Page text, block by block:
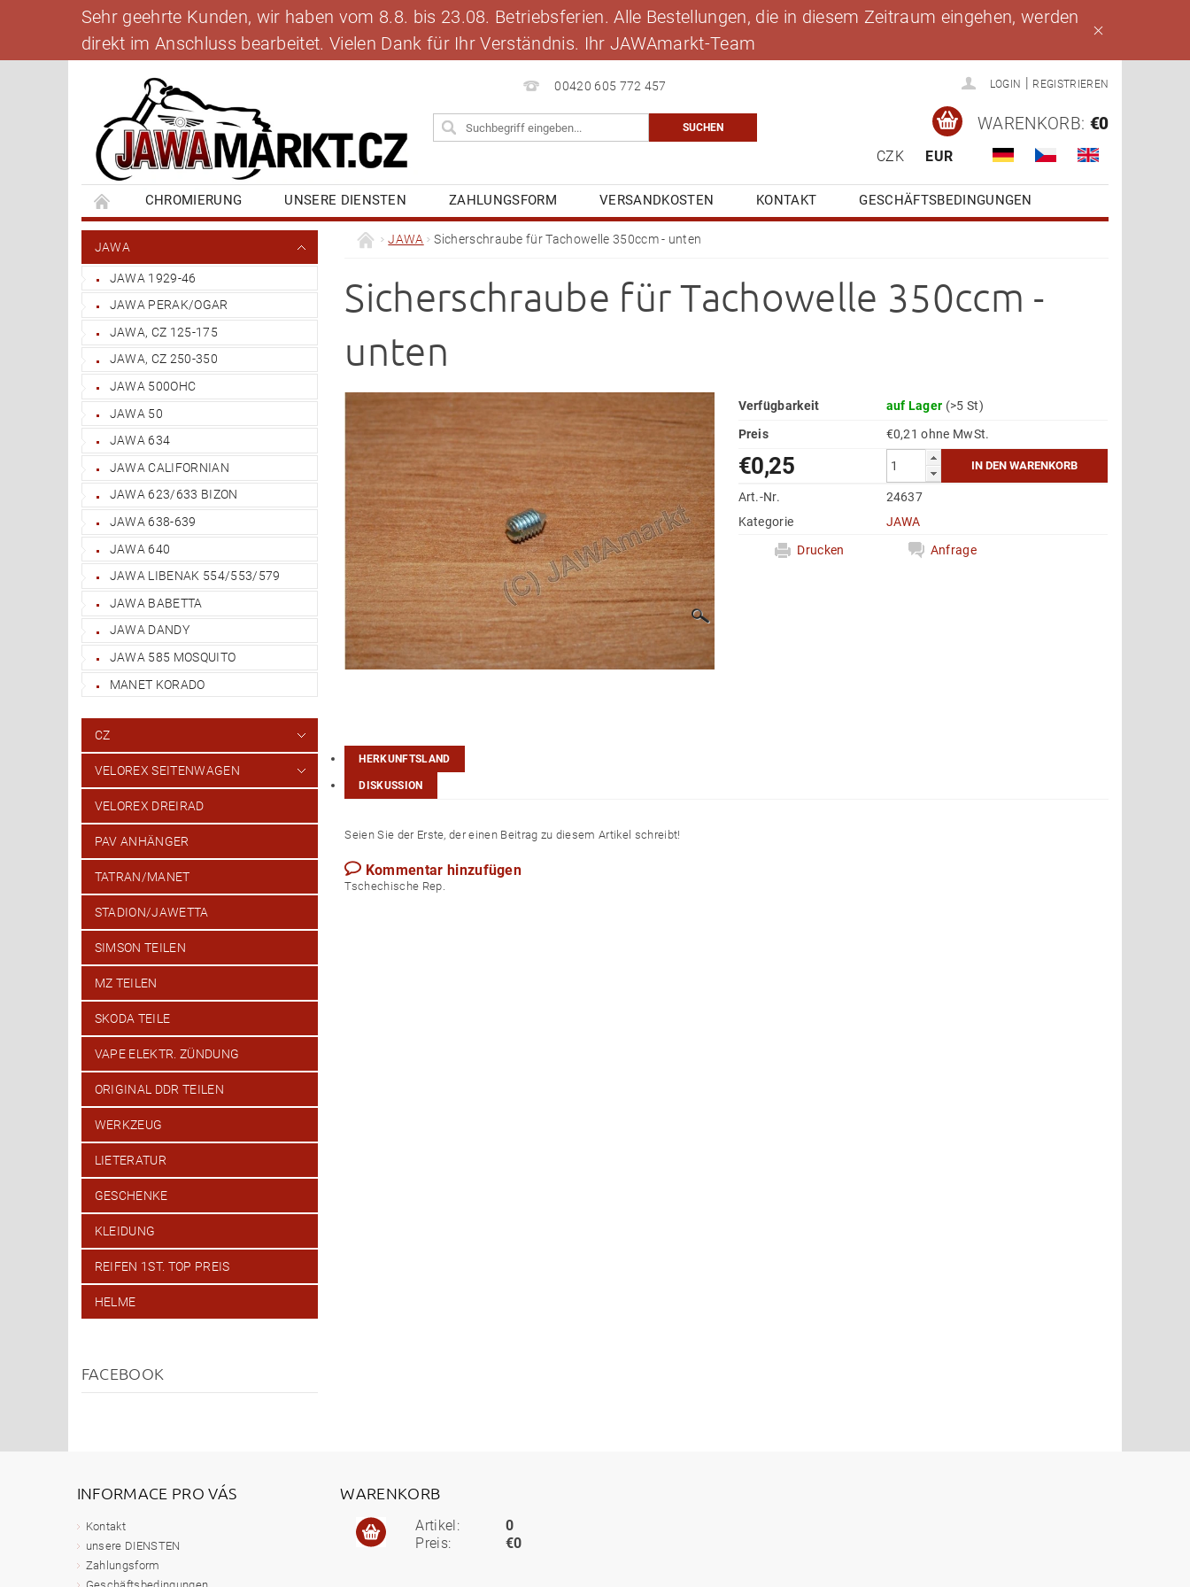
Sehr geehrte Kunden, wir haben vom 8.8. bis 23.08. Betriebsferien. Alle Bestellungen, die in diesem Zeitraum eingehen, werden
direkt im Anschluss bearbeitet. Vielen Dank für Ihr Verständnis. Ihr JAWAmarkt-Team
00420 605 772 457 LOGIN REGISTRIEREN
CZK EUR
WARENKORB: €0
CHROMIERUNG UNSERE DIENSTEN ZAHLUNGSFORM VERSANDKOSTEN KONTAKT
GESCHÄFTSBEDINGUNGEN
BANKVERBINDUNG
SCHREIBEN SIE UNS BLOG MEINE BESTELLUNG
JAWA
JAWA 1929-46
JAWA PERAK/OGAR
JAWA, CZ 125-175
JAWA, CZ 250-350
JAWA 500OHC
JAWA 50
JAWA 634
JAWA CALIFORNIAN
JAWA 623/633 BIZON
JAWA 638-639
JAWA 640
JAWA LIBENAK 554/553/579
JAWA BABETTA
JAWA DANDY
JAWA 585 MOSQUITO
MANET KORADO
CZ
VELOREX SEITENWAGEN
VELOREX DREIRAD
PAV ANHÄNGER
TATRAN/MANET
STADION/JAWETTA
SIMSON TEILEN
MZ TEILEN
SKODA TEILE
VAPE ELEKTR. ZÜNDUNG
ORIGINAL DDR TEILEN
WERKZEUG
LIETERATUR
GESCHENKE
KLEIDUNG
REIFEN 1ST. TOP PREIS
HELME
FACEBOOK
JAWA Sicherschraube für Tachowelle 350ccm - unten
Sicherschraube für Tachowelle 350ccm -
unten
Verfügbarkeit auf Lager (>5 St)
Preis
€0,21 ohne MwSt.
€0,25
Art.-Nr.
24637
Kategorie
JAWA
Drucken
Anfrage
HERKUNFTSLAND
DISKUSSION
Seien Sie der Erste, der einen Beitrag zu diesem Artikel schreibt!
Kommentar hinzufügen
Tschechische Rep.
INFORMACE PRO VÁS
Kontakt
unsere DIENSTEN
Zahlungsform
WARENKORB
Artikel:
Preis:
0
€0